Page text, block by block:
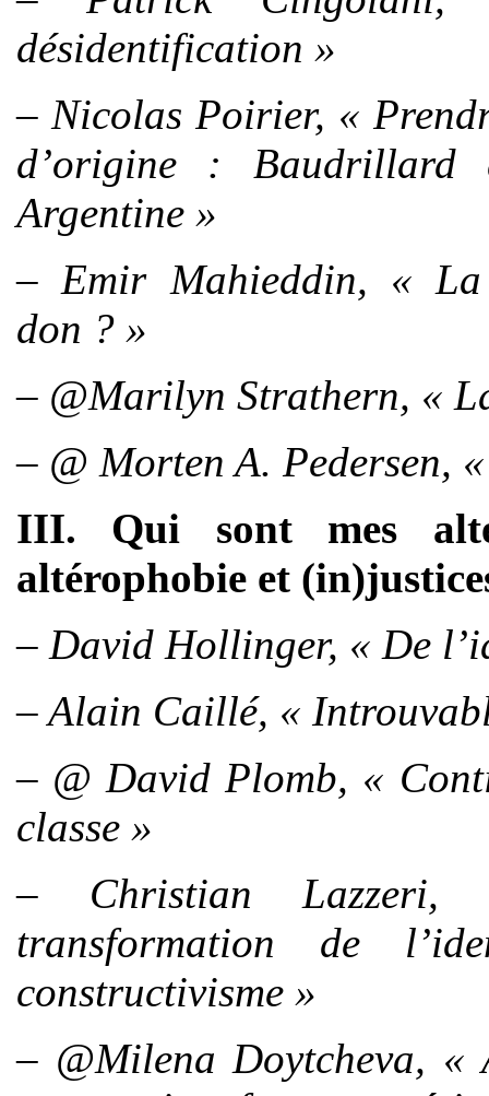
désidentification »
– Nicolas Poirier, «
d’origine : Baudrillard
Argentine »
– Emir Mahieddin, «
don ? »
– @Marilyn Strathern, «
– @ Morten A. Pedersen,
III. Qui sont mes
altérophobie et
– David Hollinger, « De
– Alain Caillé, «
– @ David Plomb, «
classe »
– Christian Lazzeri,
transformation de
constructivisme »
– @Milena Doytcheva, «